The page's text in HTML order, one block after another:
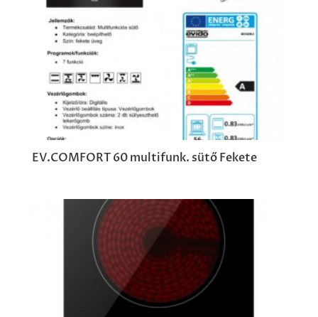
EV.COMFORT 60 multifunk. sütő Fekete